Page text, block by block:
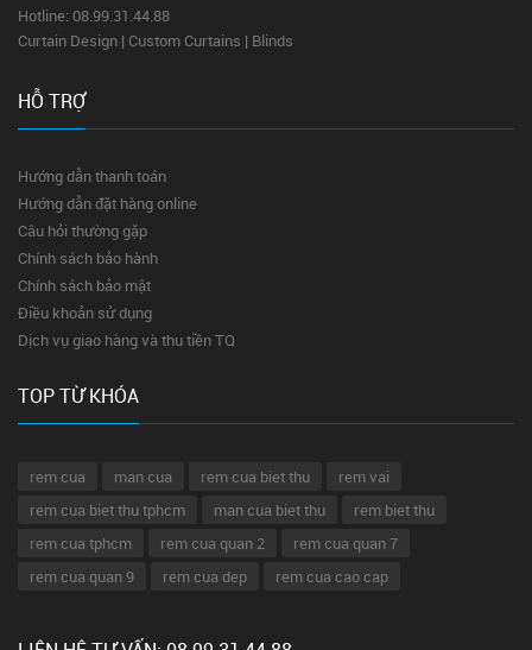
Hotline: 08.99.31.44.88
Curtain Design | Custom Curtains | Blinds
HỖ TRỢ
Hướng dẫn thanh toán
Hướng dẫn đặt hàng online
Câu hỏi thường gặp
Chính sách bảo hành
Chính sách bảo mật
Điều khoản sử dụng
Dịch vụ giao hàng và thu tiền TQ
TOP TỪ KHÓA
rem cua man cua rem cua biet thu
rem vai
rem cua biet thu tphcm
man cua biet thu
rem biet thu
rem cua tphcm
rem cua quan 2
rem cua quan 7
rem cua quan 9
rem cua dep rem cua cao cap